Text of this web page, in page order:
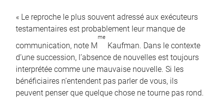
« Le reproche le plus souvent adressé aux exécuteurs
testamentaires est probablement leur manque de
communication, note M
me
Kaufman. Dans le contexte
d’une succession, l’absence de nouvelles est toujours
interprétée comme une mauvaise nouvelle. Si les
bénéficiaires n’entendent pas parler de vous, ils
peuvent penser que quelque chose ne tourne pas rond.